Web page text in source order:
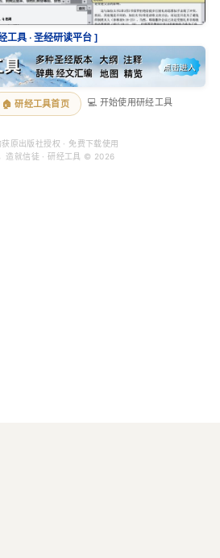
工具 · 圣经研读平台 ]
🏠 研经工具首页 💻 开始使用研经工具
原出版社授权 · 免费下载使用
造就信徒 · 研经工具 © 2026